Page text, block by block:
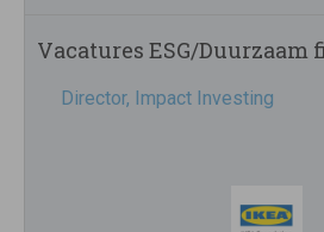
Vacatures ESG/Duurzaam
Director, Impact Investing